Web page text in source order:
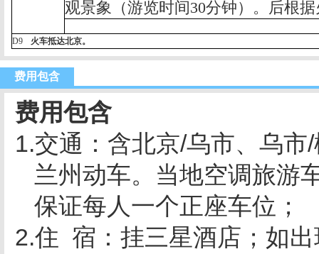
观景象（游览时间30分钟）。后根
D9 火车抵达北京。
费用包含
费用包含
1.交通：含北京/乌市、乌市/
兰州动车。 当地空调旅游
保证每人一个正座车位；
2.住 宿：挂三星酒店；如